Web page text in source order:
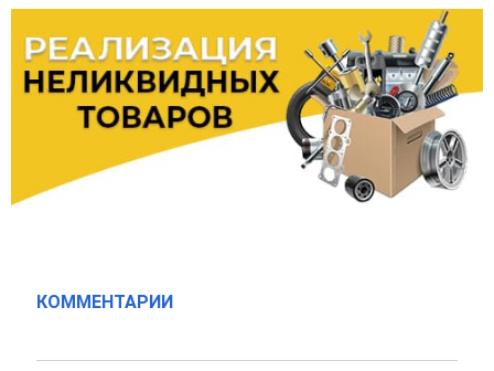
КОММЕНТАРИИ